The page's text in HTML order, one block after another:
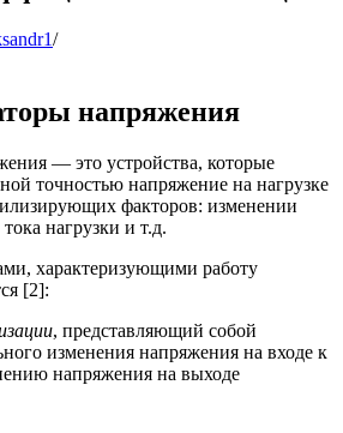
напряжения
— это устройства, которые
точностью напряжение на нагрузке
факторов: изменении
нагрузки и т.д.
характеризующими работу
[2]:
, представляющий собой
изменения напряжения на входе к
напряжения на выходе